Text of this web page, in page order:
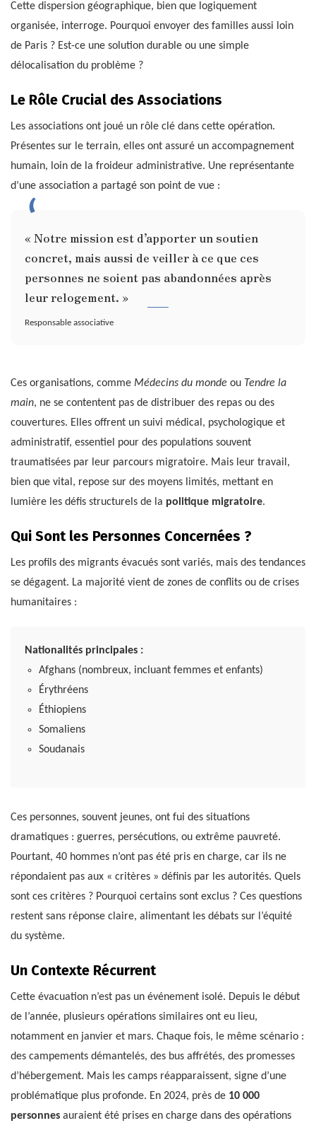
Cette dispersion géographique, bien que logiquement
organisée, interroge. Pourquoi envoyer des familles aussi loin
de Paris ? Est-ce une solution durable ou une simple
délocalisation du problème ?
Le Rôle Crucial des Associations
Les associations ont joué un rôle clé dans cette opération.
Présentes sur le terrain, elles ont assuré un accompagnement
humain, loin de la froideur administrative. Une représentante
d’une association a partagé son point de vue :
« Notre mission est d’apporter un soutien
concret, mais aussi de veiller à ce que ces
personnes ne soient pas abandonnées après
leur relogement. »
Responsable associative
Ces organisations, comme Médecins du monde ou Tendre la
main, ne se contentent pas de distribuer des repas ou des
couvertures. Elles offrent un suivi médical, psychologique et
administratif, essentiel pour des populations souvent
traumatisées par leur parcours migratoire. Mais leur travail,
bien que vital, repose sur des moyens limités, mettant en
lumière les défis structurels de la politique migratoire.
Qui Sont les Personnes Concernées ?
Les profils des migrants évacués sont variés, mais des tendances
se dégagent. La majorité vient de zones de conflits ou de crises
humanitaires :
Nationalités principales :
Afghans (nombreux, incluant femmes et enfants)
Érythréens
Éthiopiens
Somaliens
Soudanais
Ces personnes, souvent jeunes, ont fui des situations
dramatiques : guerres, persécutions, ou extrême pauvreté.
Pourtant, 40 hommes n’ont pas été pris en charge, car ils ne
répondaient pas aux « critères » définis par les autorités. Quels
sont ces critères ? Pourquoi certains sont exclus ? Ces questions
restent sans réponse claire, alimentant les débats sur l’équité
du système.
Un Contexte Récurrent
Cette évacuation n’est pas un événement isolé. Depuis le début
de l’année, plusieurs opérations similaires ont eu lieu,
notamment en janvier et mars. Chaque fois, le même scénario :
des campements démantelés, des bus affrétés, des promesses
d’hébergement. Mais les camps réapparaissent, signe d’une
problématique plus profonde. En 2024, près de 10 000
personnes auraient été prises en charge dans des opérations